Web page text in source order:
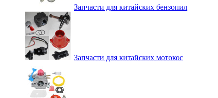
Запчасти для китайских бензопил
Запчасти для китайских мотокос